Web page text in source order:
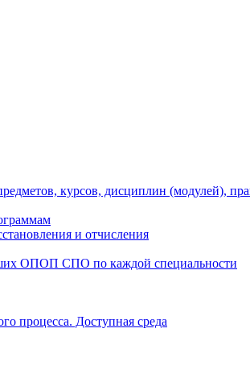
курсов, дисциплин (модулей),
и отчисления
ОПОП СПО по каждой специальности
процесса. Доступная среда